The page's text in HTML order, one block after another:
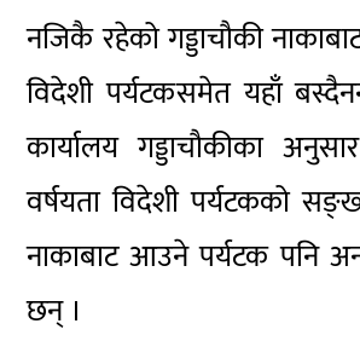
नजिकै रहेको गड्डाचौकी
विदेशी पर्यटकसमेत यहाँ
कार्यालय गड्डाचौकीका
वर्षयता विदेशी पर्यटकको
नाकाबाट आउने पर्यटक पनि
छन् ।